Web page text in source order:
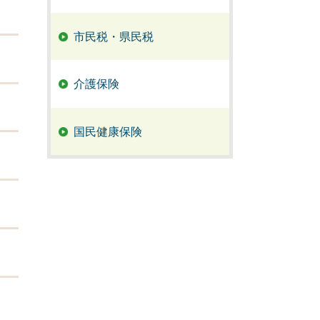
市民税・県民税
介護保険
国民健康保険